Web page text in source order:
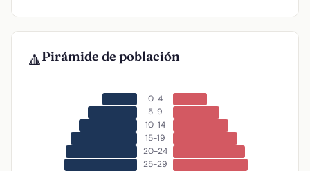
🔺Pirámide de población
0-4
5-9
10-14
15-19
20-24
25-29